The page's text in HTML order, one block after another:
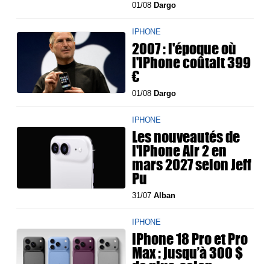
01/08 Dargo
IPHONE
2007 : l'époque où
l'iPhone coûtait 399
€
01/08 Dargo
IPHONE
Les nouveautés de
l'iPhone Air 2 en
mars 2027 selon Jeff
Pu
31/07Alban
IPHONE
iPhone 18 Pro et Pro
Max : jusqu’à 300 $